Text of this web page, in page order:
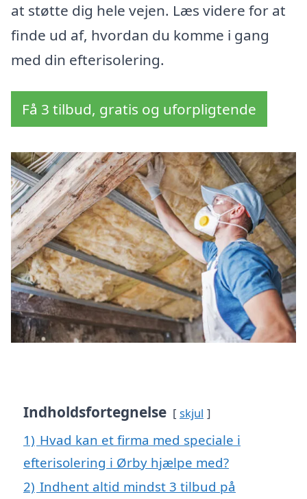
at støtte dig hele vejen. Læs videre for at
finde ud af, hvordan du komme i gang
med din efterisolering.
Få 3 tilbud, gratis og uforpligtende
Indholdsfortegnelse skjul
1) Hvad kan et firma med speciale i
efterisolering i Ørby hjælpe med?
2) Indhent altid mindst 3 tilbud på